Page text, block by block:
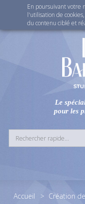
Le
pour les
Accueil > Création
En poursuivant votre
l'utilisation de
du contenu ciblé et